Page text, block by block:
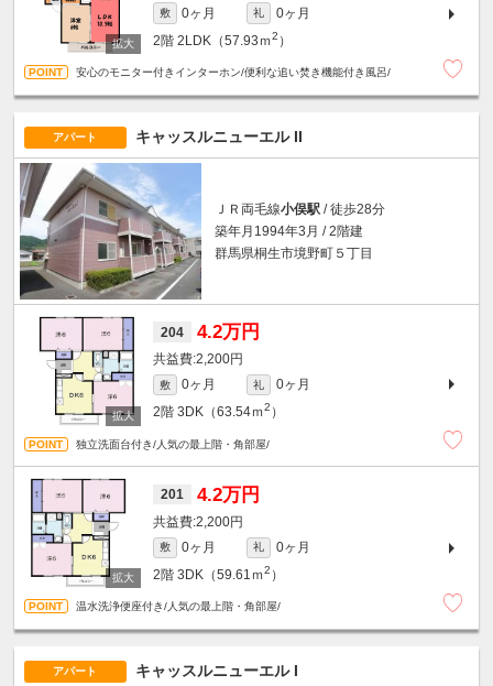
敷 0ヶ月 礼
0ヶ月
2階 2LDK（57.93ｍ2 ）
安心のモニター付きインターホン/便利な追い焚き機能付き風呂/
アパート キャッスルニューエル II
ＪＲ両毛線小俣駅 / 徒歩28分
築年月1994年3月 / 2階建
群馬県桐生市境野町５丁目
204 4.2万円
2,200円
敷 0ヶ月 礼
0ヶ月
2階 3DK（63.54ｍ2 ）
独立洗面台付き/人気の最上階・角部屋/
201 4.2万円
2,200円
敷 0ヶ月 礼
0ヶ月
2階 3DK（59.61ｍ2 ）
温水洗浄便座付き/人気の最上階・角部屋/
アパート キャッスルニューエル I